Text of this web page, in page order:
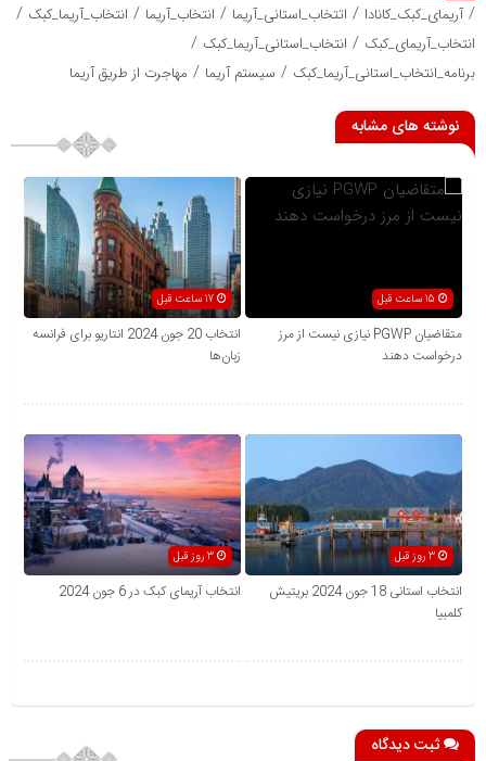
/ آریمای_کبک_کانادا / اتتخاب_استانی_آریما / انتخاب_آریما / انتخاب_آریما_کبک /
انتخاب_آریمای_کبک / انتخاب_استانی_آریما_کبک /
برنامه_انتخاب_استانی_آریما_کبک / سیستم آریما / مهاجرت از طریق آریما
نوشته های مشابه
متقاضیان PGWP نیازی نیست از مرز
درخواست دهند
انتخاب 20 جون 2024 انتاریو برای فرانسه
زبان‌ها
3 روز قبل
انتخاب استانی 18 جون 2024 بریتیش
کلمبیا
انتخاب آریمای کبک در 6 جون 2024
ثبت دیدگاه